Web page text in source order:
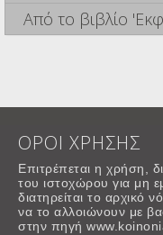
Από το βιβλίο
ΟΡΟΙ ΧΡΗΣΗΣ
Επιτρέπεται η χρήση,
του ιστοχώρου για μη
διατηρείται το αρχικό
να το αλλοιώνουν με
στην πηγή